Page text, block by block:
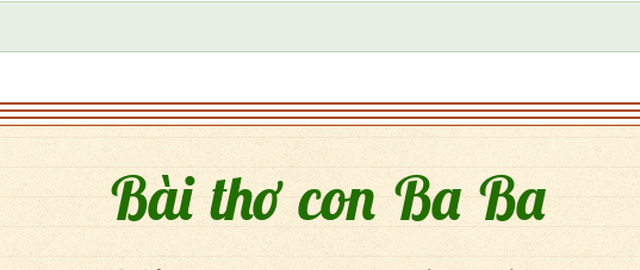
Bài thơ con Ba Ba